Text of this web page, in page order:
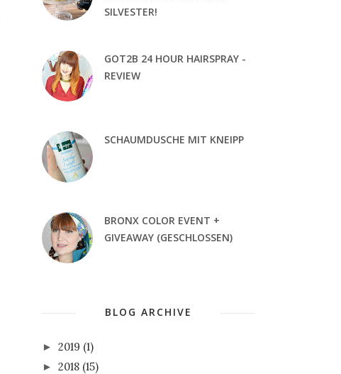
SILVESTER!
GOT2B 24 HOUR HAIRSPRAY -
REVIEW
SCHAUMDUSCHE MIT KNEIPP
BRONX COLOR EVENT +
GIVEAWAY (GESCHLOSSEN)
BLOG ARCHIVE
► 2019 (1)
► 2018 (15)